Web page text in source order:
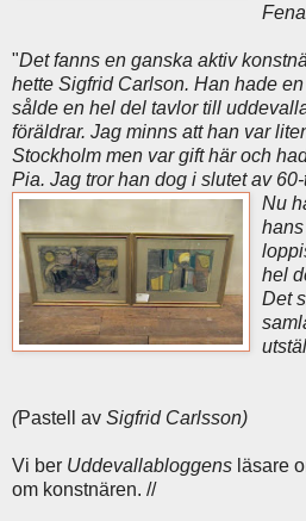
"Det fanns en ganska aktiv
hette Sigfrid Carlson. Han hade
sålde en hel del tavlor till
föräldrar. Jag minns att han var
Stockholm men var gift här och
Pia. Jag tror han dog i slutet av
Nu
hel
Det
(Pastell av Sigfrid Carlsson)
Vi ber Uddevallabloggens läsare
om konstnären. //